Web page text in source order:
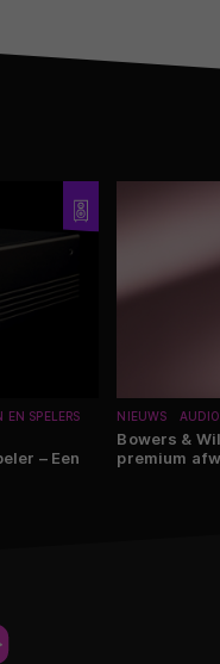
EN SPELERS
– Een
NIEUWS AUDIO
Bowers &
premium